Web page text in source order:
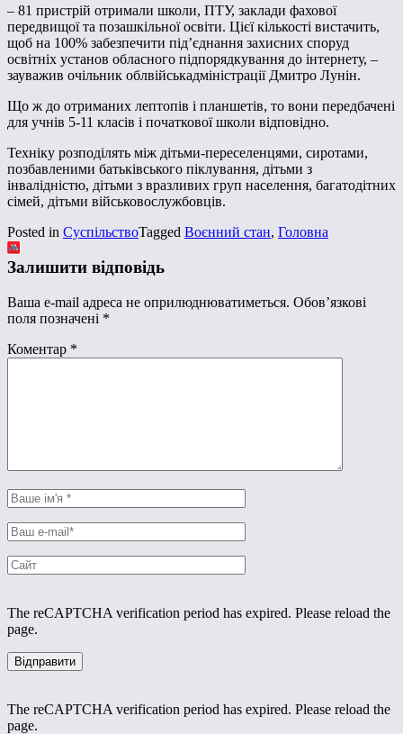
– 81 пристрій отримали школи, ПТУ, заклади фахової
передвищої та позашкільної освіти. Цієї кількості вистачить,
щоб на 100% забезпечити під’єднання захисних споруд
освітніх установ обласного підпорядкування до інтернету, –
зауважив очільник облвійськадміністрації Дмитро Лунін.
Що ж до отриманих лептопів і планшетів, то вони передбачені
для учнів 5-11 класів і початкової школи відповідно.
Техніку розподілять між дітьми-переселенцями, сиротами,
позбавленими батьківського піклування, дітьми з
інвалідністю, дітьми з вразливих груп населення, багатодітних
сімей, дітьми військовослужбовців.
Posted in СуспільствоTagged Воєнний стан, Головна
Залишити відповідь
Ваша e-mail адреса не оприлюднюватиметься. Обов’язкові
поля позначені *
Коментар *
The reCAPTCHA verification period has expired. Please reload the
page.
The reCAPTCHA verification period has expired. Please reload the
page.